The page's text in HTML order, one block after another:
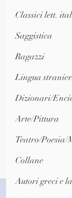
Classici lett.
Saggistica
Ragazzi
Lingua
Dizionari/
Arte/Pittura
Teatro/Poesia/
Collane
Autori greci e